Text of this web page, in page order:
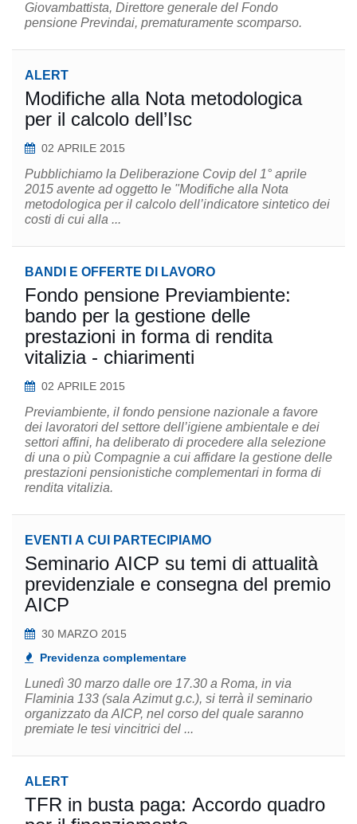
Giovambattista, Direttore generale del Fondo
pensione Previndai, prematuramente scomparso.
ALERT
Modifiche alla Nota metodologica
per il calcolo dell’Isc
02 APRILE 2015
Pubblichiamo la Deliberazione Covip del 1° aprile
2015 avente ad oggetto le "Modifiche alla Nota
metodologica per il calcolo dell’indicatore sintetico dei
costi di cui alla ...
BANDI E OFFERTE DI LAVORO
Fondo pensione Previambiente:
bando per la gestione delle
prestazioni in forma di rendita
vitalizia - chiarimenti
02 APRILE 2015
Previambiente, il fondo pensione nazionale a favore
dei lavoratori del settore dell’igiene ambientale e dei
settori affini, ha deliberato di procedere alla selezione
di una o più Compagnie a cui affidare la gestione delle
prestazioni pensionistiche complementari in forma di
rendita vitalizia.
EVENTI A CUI PARTECIPIAMO
Seminario AICP su temi di attualità
previdenziale e consegna del premio
AICP
30 MARZO 2015
Previdenza complementare
Lunedì 30 marzo dalle ore 17.30 a Roma, in via
Flaminia 133 (sala Azimut g.c.), si terrà il seminario
organizzato da AICP, nel corso del quale saranno
premiate le tesi vincitrici del ...
ALERT
TFR in busta paga: Accordo quadro